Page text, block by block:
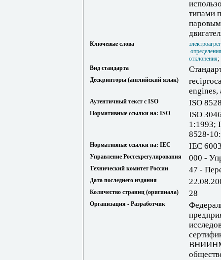
типами
Ключевые слова
определения
отклонения
Вид стандарта
Дескрипторы (английский язык)
engines,
Аутентичный текст с ISO ISO
Нормативные ссылки на: ISO
ISO
1:1993;
8528-
Нормативные ссылки на: IEC IEC
Управление Ростехрегулирования 000 -
Технический комитет России 47 -
Дата последнего издания
Количество страниц (оригинала) 28
Организация - Разработчик